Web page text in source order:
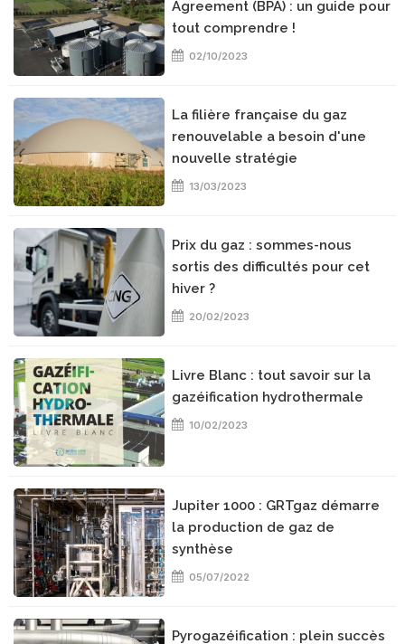
Agreement (BPA) : un guide pour
tout comprendre !
02/10/2023
La filière française du gaz
renouvelable a besoin d'une
nouvelle stratégie
13/03/2023
Prix du gaz : sommes-nous
sortis des difficultés pour cet
hiver ?
20/02/2023
Livre Blanc : tout savoir sur la
gazéification hydrothermale
10/02/2023
Jupiter 1000 : GRTgaz démarre
la production de gaz de
synthèse
05/07/2022
Pyrogazéification : plein succès